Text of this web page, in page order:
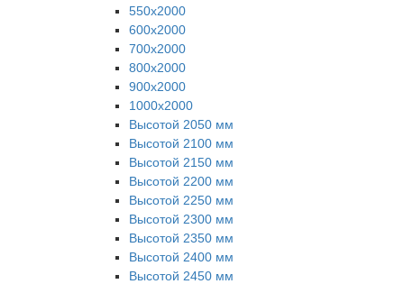
550х2000
600х2000
700х2000
800х2000
900х2000
1000х2000
Высотой 2050 мм
Высотой 2100 мм
Высотой 2150 мм
Высотой 2200 мм
Высотой 2250 мм
Высотой 2300 мм
Высотой 2350 мм
Высотой 2400 мм
Высотой 2450 мм